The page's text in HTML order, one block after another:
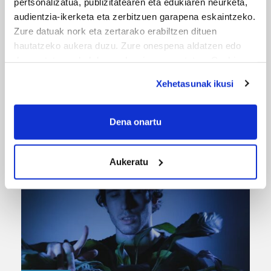
audientzia-ikerketa eta zerbitzuen garapena eskaintzeko.
Zure datuak nork eta zertarako erabiltzen dituen
hautatzeko aukera duzu. Zure onespena aldatzen edo
If you allow, we would also like to:
Collect information about your geographical
meters
Identify your device by actively scanning it for
specific characteristics (fingerprinting)
Find out more about how your personal data is processed
and set your preferences in the
details section
Guk eta gure bazkideek zure datu pertsonalak
prozesatzen ditugu, zure IP zenbakia, besteak beste,
teknologia erabiliz, cookieak adibidez, iragarki eta eduki
Xehetasunak ikusi
Dena onartu
Aukeratu
Urbiako zelaiak erromeria leku